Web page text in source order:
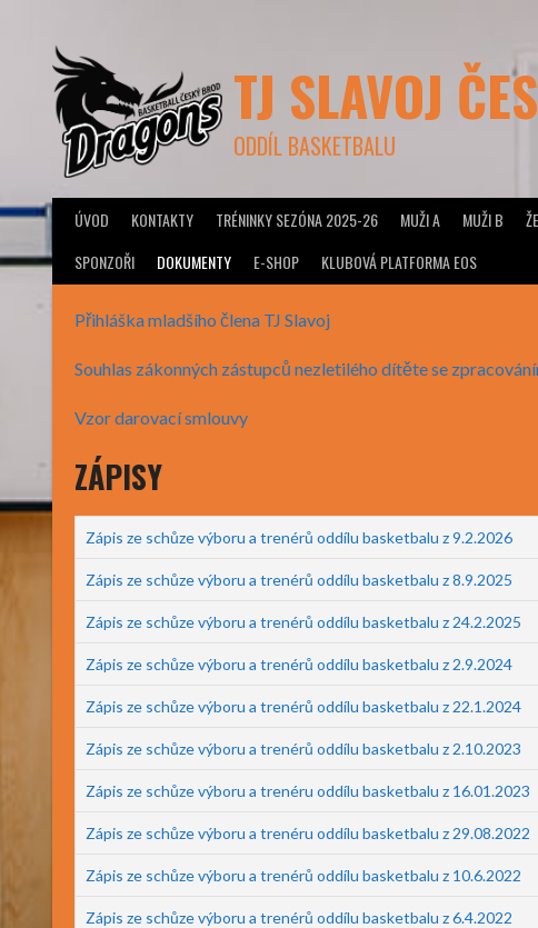
content
TJ SLAVOJ
ODDÍL BASKETBALU
ÚVOD KONTAKTY TRÉNINKY SEZÓNA 2025-26 MUŽI A MUŽI B
SPONZOŘI
DOKUMENTY E-SHOP KLUBOVÁ PLATFORMA EOS
Přihláška mladšího člena TJ Slavoj
Souhlas zákonných zástupců nezletilého dítěte se
Vzor darovací smlouvy
ZÁPISY
Zápis ze schůze výboru a trenérů oddílu basketbalu z 9.2.2026
Zápis ze schůze výboru a trenérů oddílu basketbalu z 8.9.2025
Zápis ze schůze výboru a trenérů oddílu basketbalu z 24.2.2025
Zápis ze schůze výboru a trenérů oddílu basketbalu z 2.9.2024
Zápis ze schůze výboru a trenérů oddílu basketbalu z 22.1.2024
Zápis ze schůze výboru a trenérů oddílu basketbalu z 2.10.2023
Zápis ze schůze výboru a trenéru oddílu basketbalu z 16.01.2023
Zápis ze schůze výboru a trenéru oddílu basketbalu z 29.08.2022
Zápis ze schůze výboru a trenérů oddílu basketbalu z 10.6.2022
Zápis ze schůze výboru a trenérů oddílu basketbalu z 6.4.2022